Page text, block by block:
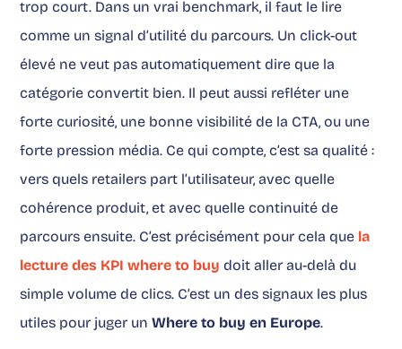
trop court. Dans un vrai benchmark, il faut le lire
comme un signal d’utilité du parcours. Un click-out
élevé ne veut pas automatiquement dire que la
catégorie convertit bien. Il peut aussi refléter une
forte curiosité, une bonne visibilité de la CTA, ou une
forte pression média. Ce qui compte, c’est sa qualité :
vers quels retailers part l’utilisateur, avec quelle
cohérence produit, et avec quelle continuité de
parcours ensuite. C’est précisément pour cela que la
lecture des KPI where to buy doit aller au-delà du
simple volume de clics. C’est un des signaux les plus
utiles pour juger unWhere to buy en Europe.